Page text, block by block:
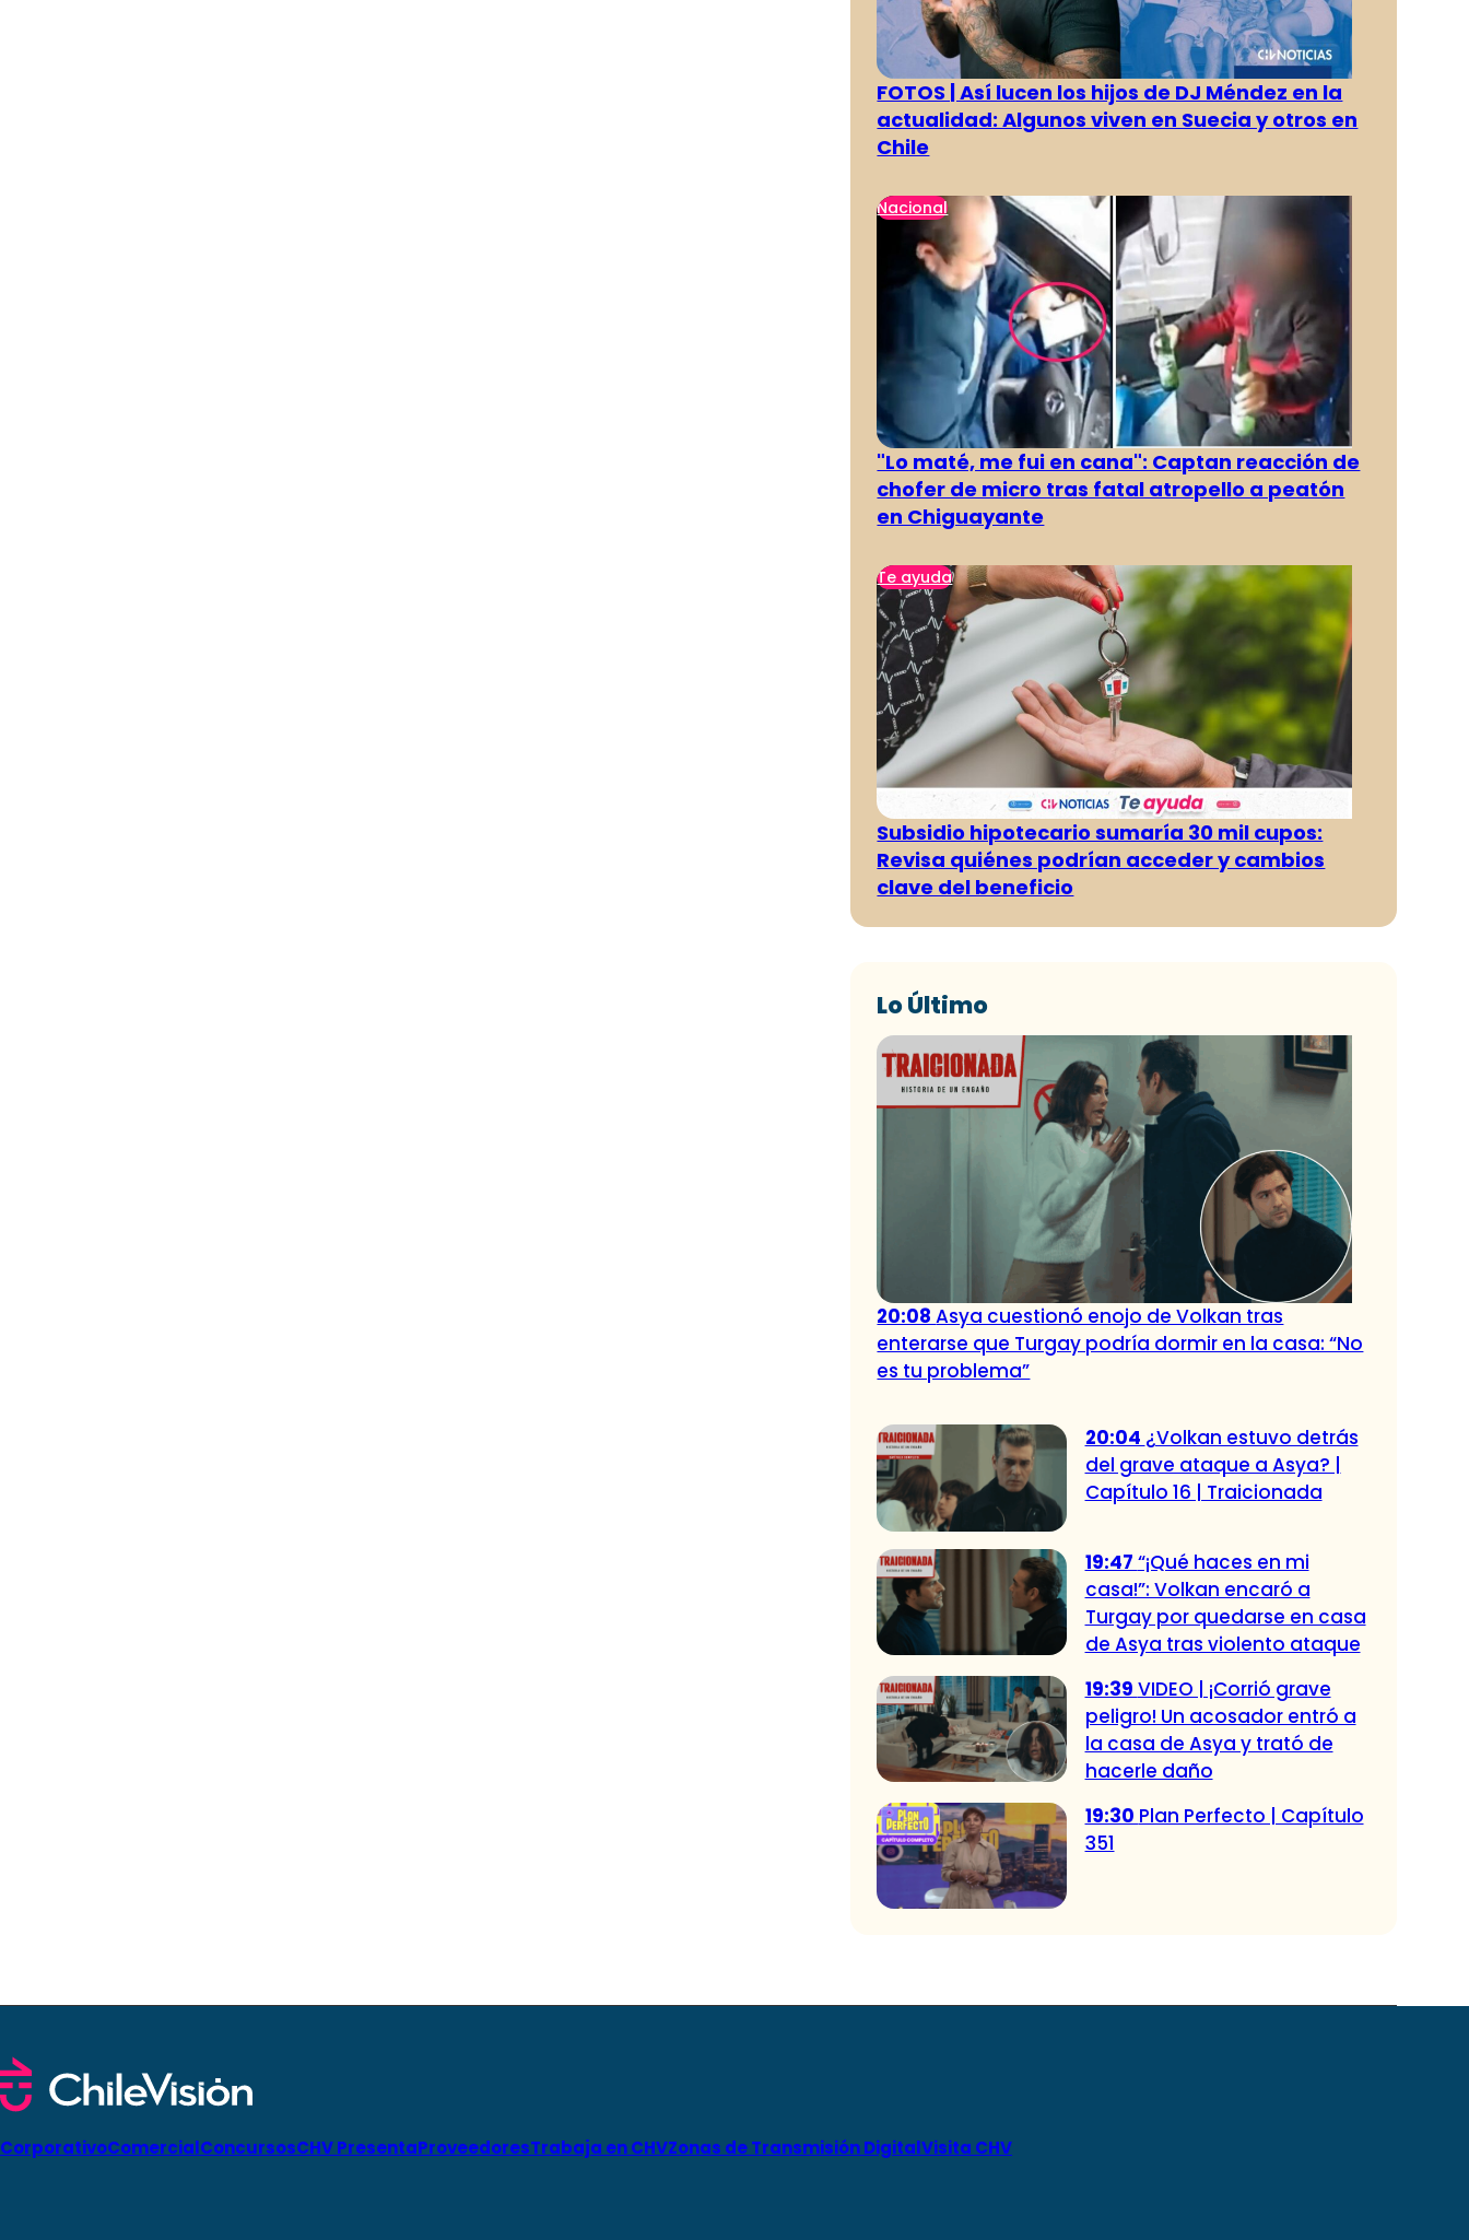
FOTOS | Así lucen los hijos de DJ Méndez en la
actualidad: Algunos viven en Suecia y otros en
Chile
Nacional
"Lo maté, me fui en cana": Captan reacción de
chofer de micro tras fatal atropello a peatón
en Chiguayante
Te ayuda
Subsidio hipotecario sumaría 30 mil cupos:
Revisa quiénes podrían acceder y cambios
clave del beneficio
Lo Último
20:08Asya cuestionó enojo de Volkan tras
enterarse que Turgay podría dormir en la casa: “No
es tu problema”
20:04 ¿Volkan estuvo detrás
del grave ataque a Asya? |
Capítulo 16 | Traicionada
19:47 “¡Qué haces en mi
casa!”: Volkan encaró a
Turgay por quedarse en casa
de Asya tras violento ataque
19:39 VIDEO | ¡Corrió grave
peligro! Un acosador entró a
la casa de Asya y trató de
hacerle daño
19:30 Plan Perfecto | Capítulo
351
CorporativoComercialConcursosCHV PresentaProveedoresTrabaja en CHVZonas de Transmisión DigitalVisita CHV